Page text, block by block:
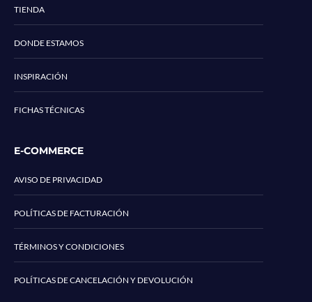
TIENDA
DONDE ESTAMOS
INSPIRACIÓN
FICHAS TÉCNICAS
E-COMMERCE
AVISO DE PRIVACIDAD
POLÍTICAS DE FACTURACIÓN
TÉRMINOS Y CONDICIONES
POLÍTICAS DE CANCELACIÓN Y DEVOLUCIÓN